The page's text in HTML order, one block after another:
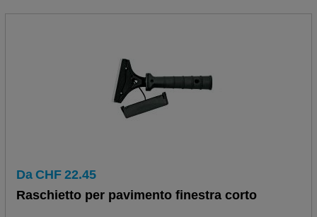
Da CHF 22.45
Raschietto per pavimento finestra corto